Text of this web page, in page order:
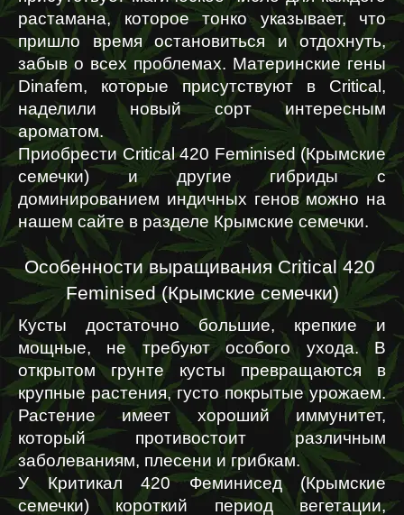
растамана, которое тонко указывает, что
пришло время остановиться и отдохнуть,
забыв о всех проблемах. Материнские гены
Dinafem, которые присутствуют в Critical,
наделили новый сорт интересным
ароматом.
Приобрести Critical 420 Feminised (Крымские
семечки) и другие гибриды с
доминированием индичных генов можно на
нашем сайте в разделе Крымские семечки.
Особенности выращивания Critical 420
Feminised (Крымские семечки)
Кусты достаточно большие, крепкие и
мощные, не требуют особого ухода. В
открытом грунте кусты превращаются в
крупные растения, густо покрытые урожаем.
Растение имеет хороший иммунитет,
который противостоит различным
заболеваниям, плесени и грибкам.
У Критикал 420 Феминисед (Крымские
семечки) короткий период вегетации,